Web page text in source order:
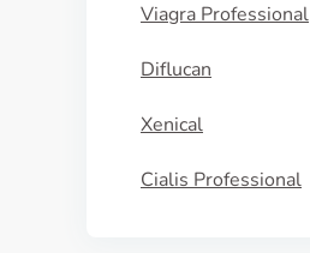
Viagra Professional
Diflucan
Xenical
Cialis Professional